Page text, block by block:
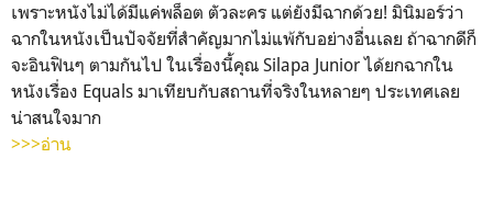
เพราะหนังไม่ได้มีแค่พล็อต ตัวละคร แต่ยังมีฉากด้วย! มินิมอร์ว่า
ฉากในหนังเป็นปัจจัยที่สำคัญมากไม่แพ้กับอย่างอื่นเลย ถ้าฉากดีก็
จะอินฟินๆ ตามกันไป ในเรื่องนี้คุณ Silapa Junior ได้ยกฉากใน
หนังเรื่อง Equals มาเทียบกับสถานที่จริงในหลายๆ ประเทศเลย
น่าสนใจมาก
>>>อ่าน